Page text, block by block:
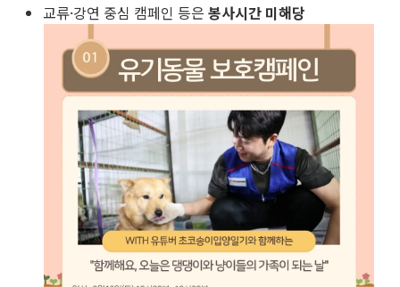
교류·강연 중심 캠페인 등은 봉사시간 미해당